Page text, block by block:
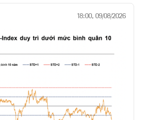
18:00, 09/08/2026